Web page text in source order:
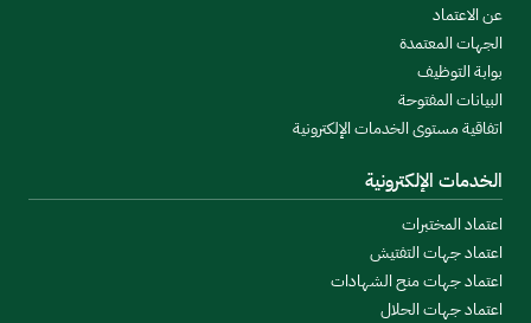
عن الاعتماد
الجهات المعتمدة
بوابة التوظيف
البيانات المفتوحة
اتفاقية مستوى الخدمات الإلكترونية
الخدمات الإلكترونية
اعتماد المختبرات
اعتماد جهات التفتيش
اعتماد جهات منح الشهادات
اعتماد جهات الحلال